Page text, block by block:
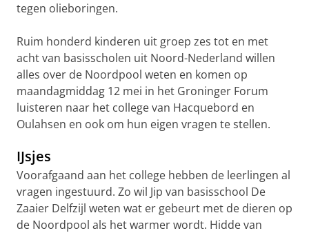
tegen olieboringen.
Ruim honderd kinderen uit groep zes tot en met
acht van basisscholen uit Noord-Nederland willen
alles over de Noordpool weten en komen op
maandagmiddag 12 mei in het Groninger Forum
luisteren naar het college van Hacquebord en
Oulahsen en ook om hun eigen vragen te stellen.
IJsjes
Voorafgaand aan het college hebben de leerlingen al
vragen ingestuurd. Zo wil Jip van basisschool De
Zaaier Delfzijl weten wat er gebeurt met de dieren op
de Noordpool als het warmer wordt. Hidde van